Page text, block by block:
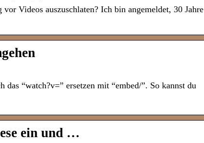
Videos auszuschlaten? Ich bin angemeldet, 30 Jahre
“watch?v=” ersetzen mit “embed/”. So kannst du
ein und …